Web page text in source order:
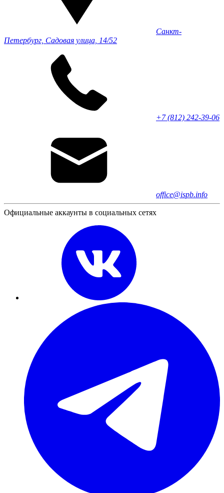
Санкт-
Петербург, Садовая улица, 14/52
+7 (812) 242-39-06
office@ispb.info
Официальные аккаунты в социальных сетях